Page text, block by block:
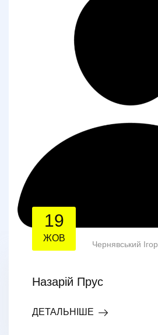
19
ЖОВ
Чернявський Ігор
Назарій Прус
ДЕТАЛЬНІШЕ